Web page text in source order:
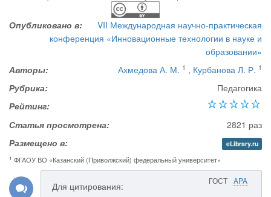
Опубликовано в:
VII Международная научно-практическая
конференция «Инновационные технологии в науке и
образовании»
Авторы:
Ахмедова А. М. 1 , Курбанова Л. Р. 1
Рубрика:
Педагогика
Рейтинг:
Статья просмотрена:
2821 раз
Размещено в:
eLibrary.ru
1 ФГАОУ ВО «Казанский (Приволжский) федеральный университет»
ГОСТ APA
Для цитирования: